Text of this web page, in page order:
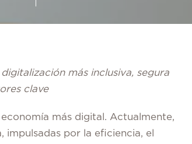
más inclusiva, segura
clave
más digital. Actualmente,
impulsadas por la eficiencia, el